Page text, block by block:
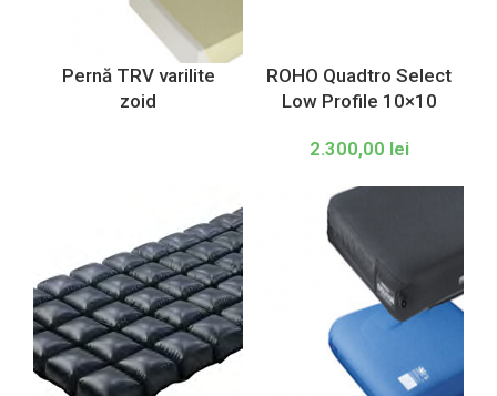
Pernă TRV varilite
zoid
ROHO Quadtro Select
Low Profile 10×10
2.300,00 lei